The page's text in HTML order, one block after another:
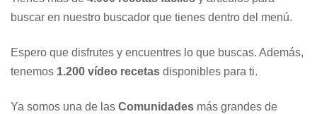
buscar en nuestro buscador que tienes dentro del menú.
Espero que disfrutes y encuentres lo que buscas. Además,
tenemos 1.200 vídeo recetas disponibles para ti.
Ya somos una de las Comunidades más grandes de